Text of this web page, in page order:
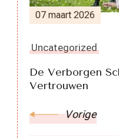
07 maart 2026
Uncategorized
De Verborgen
Vertrouwen
Vorige